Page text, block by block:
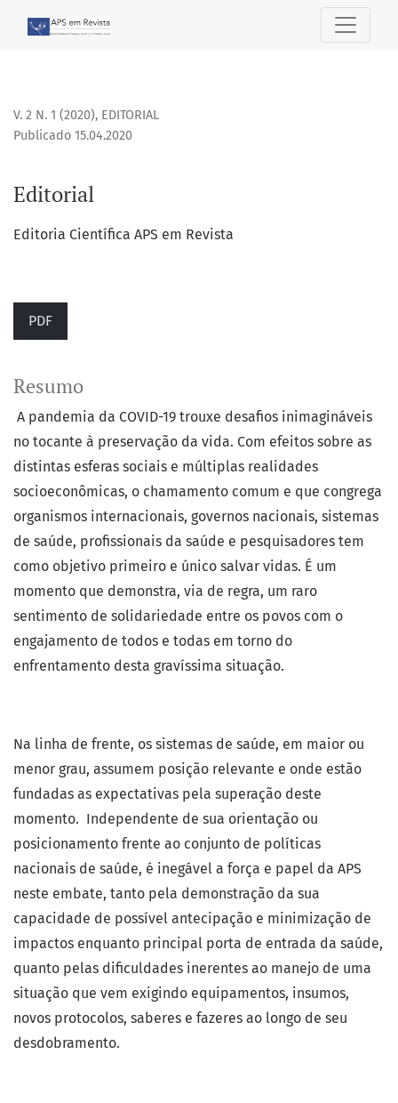
V. 2 N. 1 (2020), EDITORIAL
Editorial
Publicado 15.04.2020
Editoria Científica APS em Revista
PDF
Resumo
A pandemia da COVID-19 trouxe desafios inimagináveis
no tocante à preservação da vida. Com efeitos sobre as
distintas esferas sociais e múltiplas realidades
socioeconômicas, o chamamento comum e que congrega
organismos internacionais, governos nacionais, sistemas
de saúde, profissionais da saúde e pesquisadores tem
como objetivo primeiro e único salvar vidas. É um
momento que demonstra, via de regra, um raro
sentimento de solidariedade entre os povos com o
engajamento de todos e todas em torno do
enfrentamento desta gravíssima situação.
Na linha de frente, os sistemas de saúde, em maior ou
menor grau, assumem posição relevante e onde estão
fundadas as expectativas pela superação deste
momento. Independente de sua orientação ou
posicionamento frente ao conjunto de políticas
nacionais de saúde, é inegável a força e papel da APS
neste embate, tanto pela demonstração da sua
capacidade de possível antecipação e minimização de
impactos enquanto principal porta de entrada da saúde,
quanto pelas dificuldades inerentes ao manejo de uma
situação que vem exigindo equipamentos, insumos,
novos protocolos, saberes e fazeres ao longo de seu
desdobramento.